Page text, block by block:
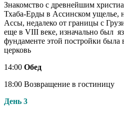
Знакомство с древнейшим
Тхаба-Ерды в Ассинском ущелье,
Ассы, недалеко от границы с
еще в VIII веке, изначально был
фундаменте этой постройки была
церковь
14:00 Обед
18:00 Возвращение в гостиницу
День 3